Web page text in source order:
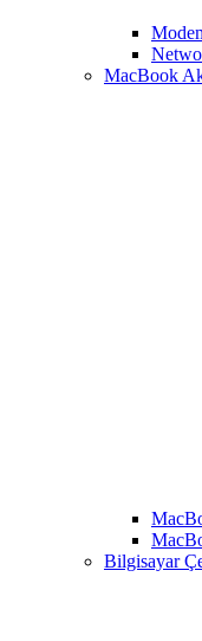
MacBook
Bilgisayar